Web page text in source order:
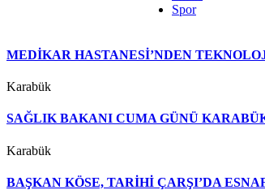
Spor
MEDİKAR HASTANESİ’NDEN
Karabük
SAĞLIK BAKANI CUMA GÜNÜ
Karabük
BAŞKAN KÖSE, TARİHİ ÇARŞI’DA